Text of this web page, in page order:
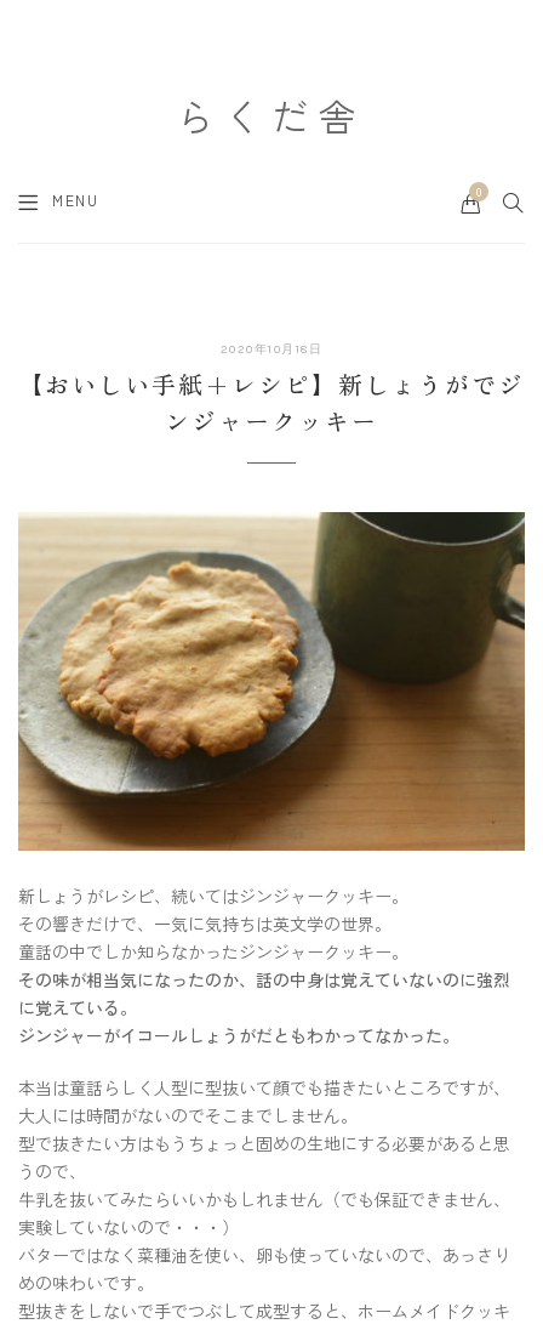
らくだ舎
MENU Cart
0
2020年10月18日
月
18
【おいしい手紙+レシピ】新しょうがでジ
ンジャークッキー
新しょうがレシピ、続いてはジンジャークッキー。
その響きだけで、一気に気持ちは英文学の世界。
童話の中でしか知らなかったジンジャークッキー。
その味が相当気になったのか、話の中身は覚えていないのに強烈
に覚えている。
ジンジャーがイコールしょうがだともわかってなかった。
本当は童話らしく人型に型抜いて顔でも描きたいところですが、
大人には時間がないのでそこまでしません。
型で抜きたい方はもうちょっと固めの生地にする必要があると思
うので、
牛乳を抜いてみたらいいかもしれません（でも保証できません、
実験していないので・・・）
バターではなく菜種油を使い、卵も使っていないので、あっさり
めの味わいです。
型抜きをしないで手でつぶして成型すると、ホームメイドクッキ